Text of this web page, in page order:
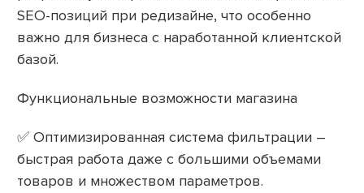
SEO-позиций при редизайне, что особенно
важно для бизнеса с наработанной клиентской
базой.
Функциональные возможности магазина
✅ Оптимизированная система фильтрации –
быстрая работа даже с большими объемами
товаров и множеством параметров.